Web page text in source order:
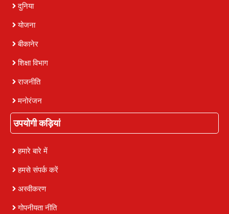
दुनिया
योजना
बीकानेर
शिक्षा विभाग
राजनीति
मनोरंजन
उपयोगी कड़ियां
हमारे बारे में
हमसे संपर्क करें
अस्वीकरण
गोपनीयता नीति